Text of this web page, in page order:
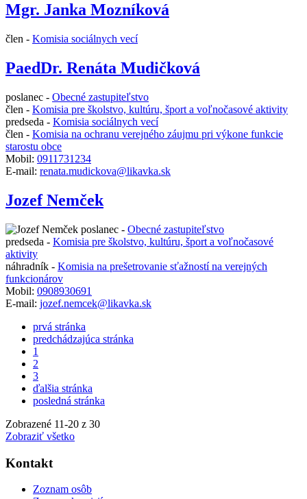
Mgr. Janka Mozníková
člen - Komisia sociálnych vecí
PaedDr. Renáta Mudičková
poslanec - Obecné zastupiteľstvo
člen - Komisia pre školstvo, kultúru, šport a voľnočasové aktivity
predseda - Komisia sociálnych vecí
člen - Komisia na ochranu verejného záujmu pri výkone funkcie
starostu obce
Mobil: 0911731234
E-mail: renata.mudickova@likavka.sk
Jozef Nemček
poslanec - Obecné zastupiteľstvo
predseda - Komisia pre školstvo, kultúru, šport a voľnočasové
aktivity
náhradník - Komisia na prešetrovanie sťažností na verejných
funkcionárov
Mobil: 0908930691
E-mail: jozef.nemcek@likavka.sk
prvá stránka
predchádzajúca stránka
1
2
3
ďalšia stránka
posledná stránka
Zobrazené 11-20 z 30
Zobraziť všetko
Kontakt
Zoznam osôb